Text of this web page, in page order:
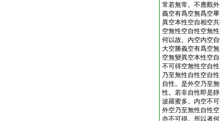
常若無常。不應觀
義空有爲空無爲空
異空本性空自相空
空無性空自性空無
何以故。内空内空
大空勝義空有爲空
空無變異空本性空
不可得空無性空自
乃至無性自性空自
自性。是外空乃至
性。若非自性即是
波羅蜜多。内空不
外空乃至無性自性
亦不可得。所以者